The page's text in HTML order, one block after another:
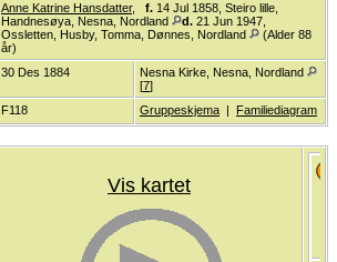
Anne Katrine Hansdatter, f. 14 Jul 1858, Steiro lille,
Handnesøya, Nesna, Nordland
d. 21 Jun 1947,
Ossletten, Husby, Tomma, Dønnes, Nordland
(Alder 88
år)
30 Des 1884
Nesna Kirke, Nesna, Nordland
[7]
F118 Gruppeskjema | Familiediagram
Vis kartet